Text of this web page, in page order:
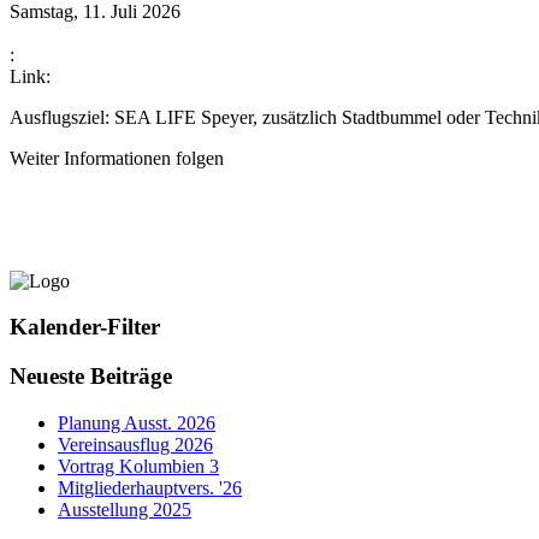
Samstag, 11. Juli 2026
:
Link:
Ausflugsziel: SEA LIFE Speyer, zusätzlich Stadtbummel oder
Weiter Informationen folgen
Kalender-Filter
Neueste Beiträge
Planung Ausst. 2026
Vereinsausflug 2026
Vortrag Kolumbien 3
Mitgliederhauptvers. '26
Ausstellung 2025